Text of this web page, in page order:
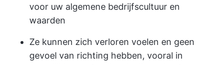
voor uw algemene bedrijfscultuur en
waarden
Ze kunnen zich verloren voelen en geen
gevoel van richting hebben, vooral in